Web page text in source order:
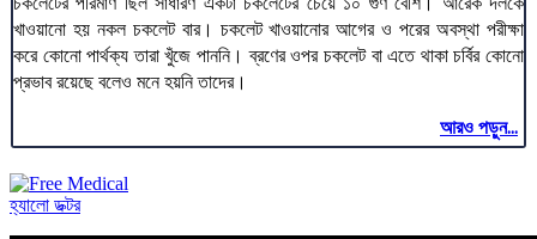
খাওয়ানো হয় নকল চকলেট বার। চকলেট খাওয়ানোর আগের ও পরের অবস্থা পরীক্ষা
করে কোনো পার্থক্য তারা খুঁজে পাননি। ব্রণের ওপর চকলেট বা এতে থাকা চর্বির কোনো
প্রভাব রয়েছে বলেও মনে হয়নি তাদের।
আরও পড়ুন...
হ্যালো ডক্টর